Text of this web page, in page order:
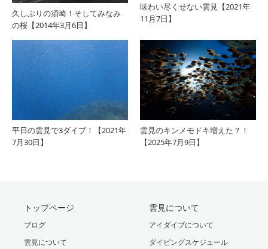
久しぶりの須崎！そしてみなみ
の桜【2014年3月6日】
味わい尽くせない雲見【2021年
11月7日】
平日の雲見で3ダイブ！【2021年
7月30日】
雲見のキンメモドキ増えた？！
【2025年7月9日】
トップページ
ブログ
雲見について
雲見について
アイダイブについて
ダイビングスケジュール